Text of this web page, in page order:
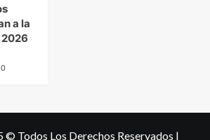
a la
0
Todos Los Derechos Reservados |